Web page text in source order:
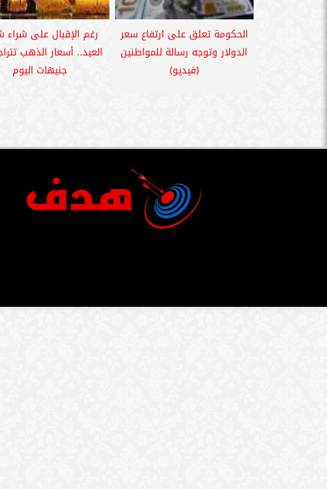
الحكومة تعلق على ارتفاع سعر
الدولار وتوجه رسالة للمواطنين
(فيديو)
رغم الإقبال على شراء
جنيهات اليوم